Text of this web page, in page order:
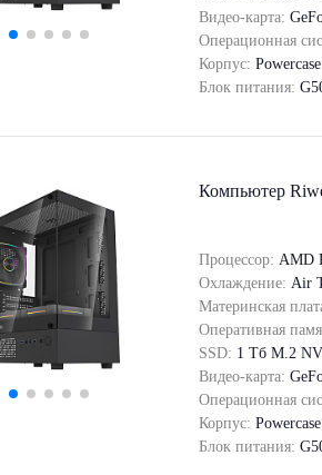
Видео-карта:
Операционная
Корпус:
Блок питания:
Компьютер
Процессор: AMD
Охлаждение: Air
Материнская
Оперативная
SSD: 1 Tб M.2
Видео-карта:
Операционная
Корпус:
Блок питания: